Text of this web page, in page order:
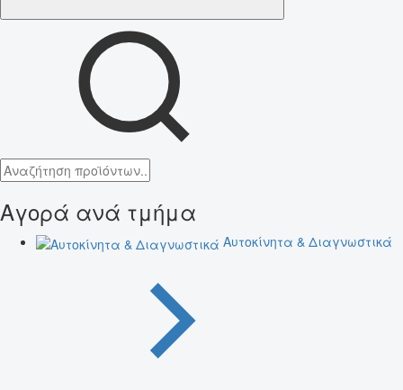
Αγορά ανά τμήμα
Αυτοκίνητα & Διαγνωστικά